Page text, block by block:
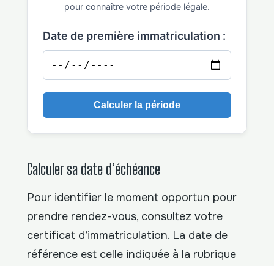
pour connaître votre période légale.
Date de première immatriculation :
Calculer la période
Calculer sa date d’échéance
Pour identifier le moment opportun pour
prendre rendez-vous, consultez votre
certificat d’immatriculation. La date de
référence est celle indiquée à la rubrique